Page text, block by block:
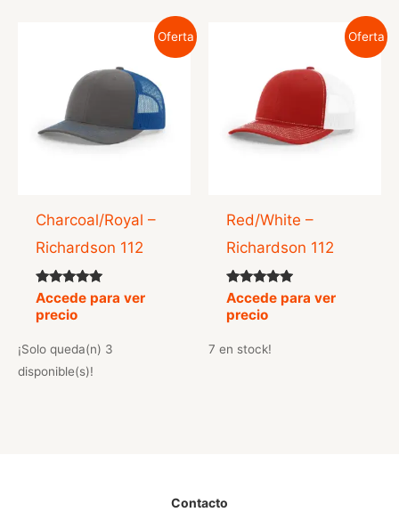
Oferta
Charcoal/Royal –
Richardson 112
Valorado
con
5.00
Accede para ver
precio
¡Solo queda(n) 3
disponible(s)!
Oferta
Red/White –
Richardson 112
Valorado
con
4.75
Accede para ver
precio
7 en stock!
Contacto